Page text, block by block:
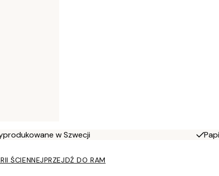
w Szwecji
ŚCIENNEJPRZEJDŹ DO RAM